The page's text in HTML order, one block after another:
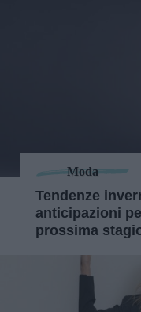
Moda
Tendenze
anticipazioni
prossima